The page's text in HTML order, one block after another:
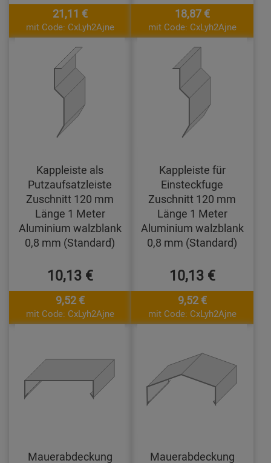
21,11 €
mit Code: CxLyh2Ajne
18,87 €
mit Code: CxLyh2Ajne
Kappleiste als
Putzaufsatzleiste
Zuschnitt 120 mm
Länge 1 Meter
Aluminium walzblank
0,8 mm (Standard)
10,13 €
9,52 €
mit Code: CxLyh2Ajne
Kappleiste für
Einsteckfuge
Zuschnitt 120 mm
Länge 1 Meter
Aluminium walzblank
0,8 mm (Standard)
10,13 €
9,52 €
mit Code: CxLyh2Ajne
Mauerabdeckung
Mauerabdeckung